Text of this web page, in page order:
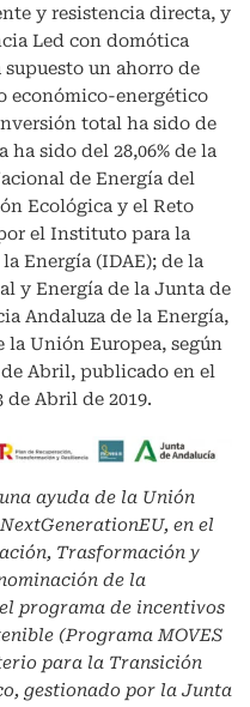
y resistencia directa, y
Led con domótica
un ahorro de
económico-energético
total ha sido de
ha sido del 28,06% de la
de Energía del
Ecológica y el Reto
el Instituto para la
Energía (IDAE); de la
y Energía de la Junta de
Andaluza de la Energía,
la Unión Europea, según
de Abril, publicado en el
de Abril de 2019.
ayuda de la Unión
en el
Trasformación y
de la
programa de incentivos
(Programa MOVES
para la Transición
gestionado por la Junta